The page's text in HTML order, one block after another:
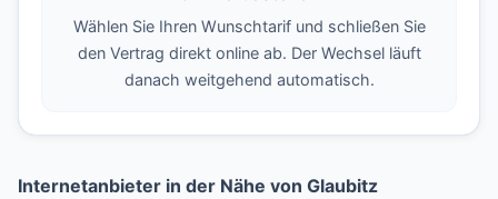
Wählen Sie Ihren Wunschtarif und schließen Sie
den Vertrag direkt online ab. Der Wechsel läuft
danach weitgehend automatisch.
Internetanbieter in der Nähe von Glaubitz